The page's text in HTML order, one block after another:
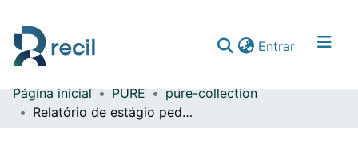
Entrar(current)
Comunidades & Coleções
Página inicial PURE
pure-collection
Relatório de estágio pedagógico de Educação Física realizado no Agrupamento de Escolas da Madeira Torres